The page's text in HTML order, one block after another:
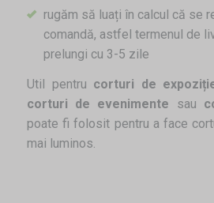
rugăm să luați în calcul că se
comandă, astfel termenul de
prelungi cu 3-5 zile
Util pentru corturi de
corturi de evenimente sau
poate fi folosit pentru a face
mai luminos.